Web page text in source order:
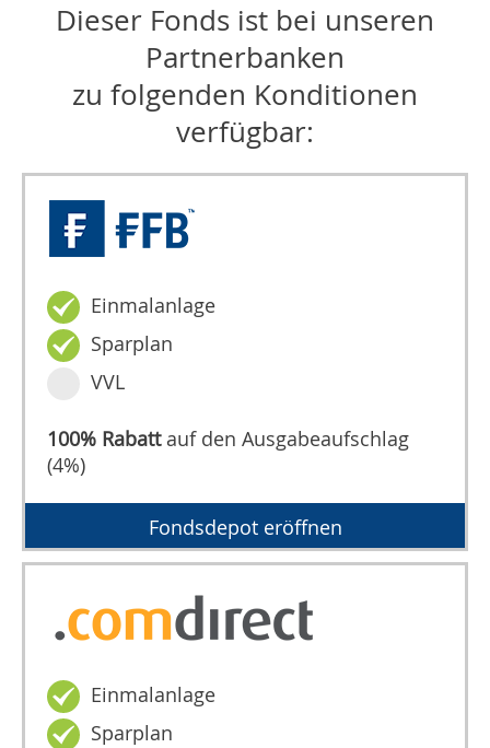
Dieser Fonds ist bei unseren
Partnerbanken
zu folgenden Konditionen
verfügbar:
Einmalanlage
Sparplan
VVL
100% Rabattauf den Ausgabeaufschlag
(4%)
Fondsdepot eröffnen
Einmalanlage
Sparplan